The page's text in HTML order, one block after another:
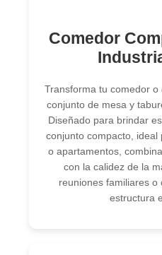
Comedor
Transforma tu comedor
conjunto de mesa y
Diseñado para brindar
conjunto compacto,
o apartamentos,
con la calidez de la
reuniones familiares o
estructura